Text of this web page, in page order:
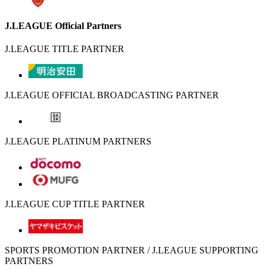
J.LEAGUE Official Partners
J.LEAGUE TITLE PARTNER
J.LEAGUE OFFICIAL BROADCASTING PARTNER
J.LEAGUE PLATINUM PARTNERS
J.LEAGUE CUP TITLE PARTNER
SPORTS PROMOTION PARTNER / J.LEAGUE SUPPORTING
PARTNERS